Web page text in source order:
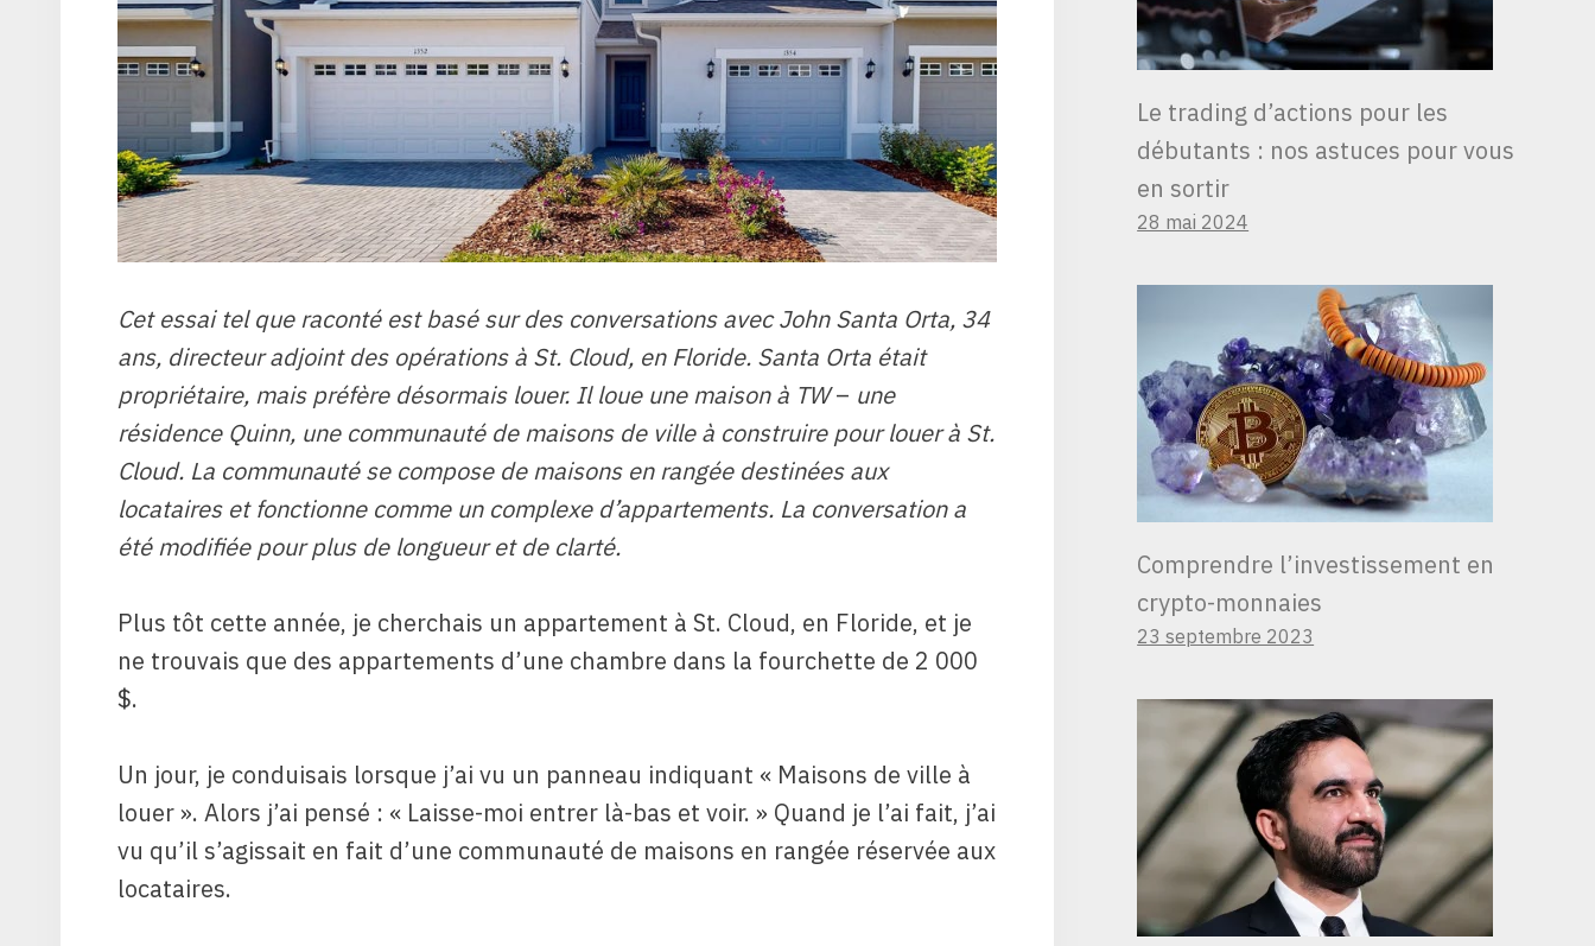
Cet essai tel que raconté est basé sur des conversations avec John Santa Orta, 34
ans, directeur adjoint des opérations à St. Cloud, en Floride. Santa Orta était
propriétaire, mais préfère désormais louer. Il loue une maison à TW– une
résidence Quinn, une communauté de maisons de ville à construire pour louer à St.
Cloud. La communauté se compose de maisons en rangée destinées aux
locataires et fonctionne comme un complexe d’appartements. La conversation a
été modifiée pour plus de longueur et de clarté.
Plus tôt cette année, je cherchais un appartement à St. Cloud, en Floride, et je
ne trouvais que des appartements d’une chambre dans la fourchette de 2 000
$.
Un jour, je conduisais lorsque j’ai vu un panneau indiquant « Maisons de ville à
louer ». Alors j’ai pensé : « Laisse-moi entrer là-bas et voir. » Quand je l’ai fait, j’ai
vu qu’il s’agissait en fait d’une communauté de maisons en rangée réservée aux
locataires.
Le trading d’actions pour les
débutants : nos astuces pour vous
en sortir
28 mai 2024
Comprendre l’investissement en
crypto-monnaies
23 septembre 2023